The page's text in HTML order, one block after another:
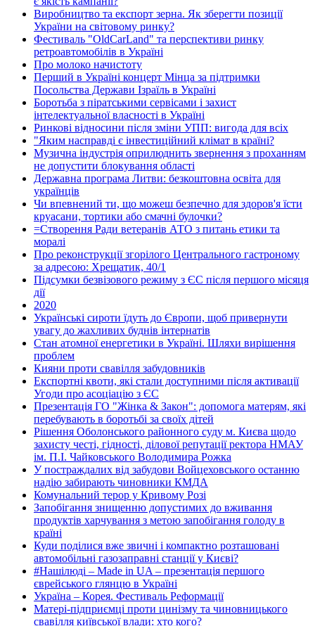
Виробництво та експорт зерна. Як зберегти позиції
України на світовому ринку?
Фестиваль "OldCarLand" та перспективи ринку
ретроавтомобілів в Україні
Про молоко начистоту
Перший в Україні концерт Мінца за підтримки
Посольства Держави Ізраїль в Україні
Боротьба з піратськими сервісами і захист
інтелектуальної власності в Україні
Ринкові відносини після зміни УПП: вигода для всіх
"Яким насправді є інвестиційний клімат в країні?
Музична індустрія оприлюднить звернення з проханням
не допустити блокування області
Державна програма Литви: безкоштовна освіта для
українців
Чи впевнений ти, що можеш безпечно для здоров'я їсти
круасани, тортики або смачні булочки?
=Створення Ради ветеранів АТО з питань етики та
моралі
Про реконструкції згорілого Центрального гастроному
за адресою: Хрещатик, 40/1
Підсумки безвізового режиму з ЄС після першого місяця
дії
2020
Українські сироти їдуть до Європи, щоб привернути
увагу до жахливих буднів інтернатів
Стан атомної енергетики в Україні. Шляхи вирішення
проблем
Кияни проти свавілля забудовників
Експортні квоти, які стали доступними після активації
Угоди про асоціацію з ЄС
Презентація ГО "Жінка & Закон": допомога матерям, які
перебувають в боротьбі за своїх дітей
Рішення Оболонського районного суду м. Києва щодо
захисту честі, гідності, ділової репутації ректора НМАУ
ім. П.І. Чайковського Володимира Рожка
У постраждалих від забудови Войцеховського останню
надію забирають чиновники КМДА
Комунальний терор у Кривому Розі
Запобігання знищенню допустимих до вживання
продуктів харчування з метою запобігання голоду в
країні
Куди поділися вже звичні і компактно розташовані
автомобільні газозаправні станції у Києві?
#Нашілюді – Made in UA – презентація першого
єврейського глянцю в Україні
Україна – Корея. Фестиваль Реформації
Матері-підприємці проти цинізму та чиновницького
свавілля київської влади: хто кого?